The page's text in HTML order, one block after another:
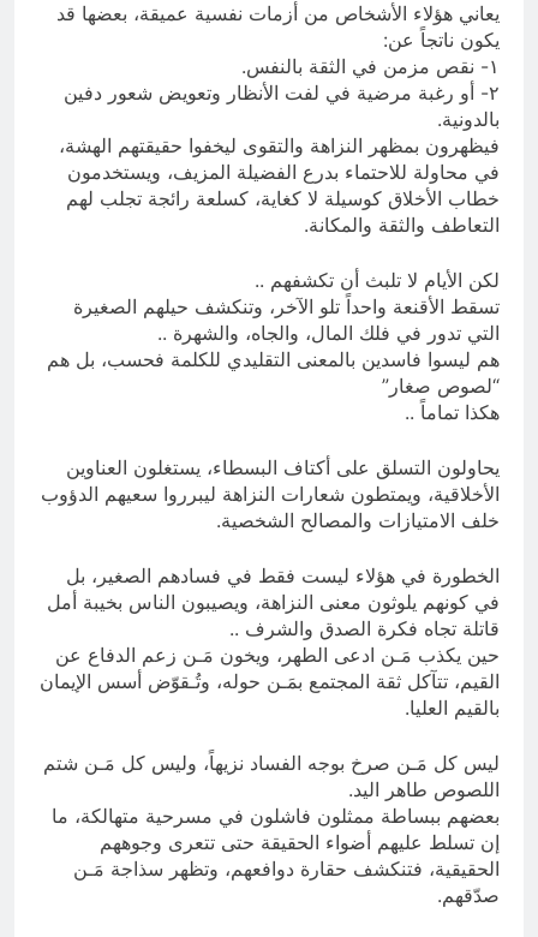
يعاني هؤلاء الأشخاص من أزمات نفسية عميقة، بعضها قد
يكون ناتجاً عن:
١- نقص مزمن في الثقة بالنفس.
٢- أو رغبة مرضية في لفت الأنظار وتعويض شعور دفين
بالدونية.
فيظهرون بمظهر النزاهة والتقوى ليخفوا حقيقتهم الهشة،
في محاولة للاحتماء بدرع الفضيلة المزيف، ويستخدمون
خطاب الأخلاق كوسيلة لا كغاية، كسلعة رائجة تجلب لهم
التعاطف والثقة والمكانة.
لكن الأيام لا تلبث أن تكشفهم ..
تسقط الأقنعة واحداً تلو الآخر، وتنكشف حيلهم الصغيرة
التي تدور في فلك المال، والجاه، والشهرة ..
هم ليسوا فاسدين بالمعنى التقليدي للكلمة فحسب، بل هم
“لصوص صغار”
هكذا تماماً ..
يحاولون التسلق على أكتاف البسطاء، يستغلون العناوين
الأخلاقية، ويمتطون شعارات النزاهة ليبرروا سعيهم الدؤوب
خلف الامتيازات والمصالح الشخصية.
الخطورة في هؤلاء ليست فقط في فسادهم الصغير، بل
في كونهم يلوثون معنى النزاهة، ويصيبون الناس بخيبة أمل
قاتلة تجاه فكرة الصدق والشرف ..
حين يكذب مَـن ادعى الطهر، ويخون مَـن زعم الدفاع عن
القيم، تتآكل ثقة المجتمع بمَـن حوله، وتُـقوّض أسس الإيمان
بالقيم العليا.
ليس كل مَـن صرخ بوجه الفساد نزيهاً، وليس كل مَـن شتم
اللصوص طاهر اليد.
بعضهم ببساطة ممثلون فاشلون في مسرحية متهالكة، ما
إن تسلط عليهم أضواء الحقيقة حتى تتعرى وجوههم
الحقيقية، فتنكشف حقارة دوافعهم، وتظهر سذاجة مَـن
صدّقهم.